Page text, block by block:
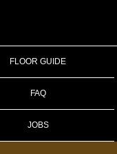
FLOOR GUIDE
FAQ
JOBS